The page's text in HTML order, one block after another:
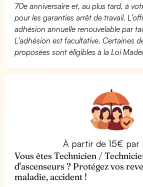
70e anniversaire et, au plus tard, à
pour les garanties arrêt de travail.
adhésion annuelle renouvelable par
L’adhésion est facultative. Certaines
proposées sont éligibles à la Loi
À partir de 15€ par
Vous êtes Technicien /
d'ascenseurs ? Protégez vos
maladie, accident !